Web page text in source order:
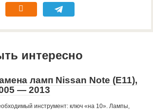
интересно
ламп Nissan Note (E11),
— 2013
инструмент: ключ «на 10». Лампы,